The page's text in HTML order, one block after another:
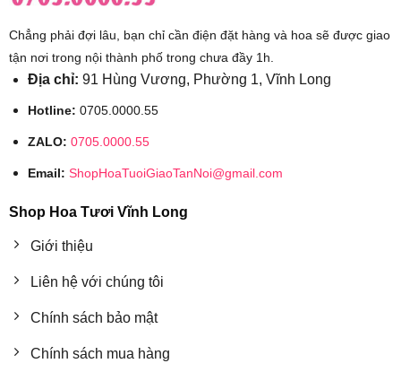
Chẳng phải đợi lâu, bạn chỉ cần điện đặt hàng và hoa sẽ được giao
tận nơi trong nội thành phố trong chưa đầy 1h.
Địa chỉ: 91 Hùng Vương, Phường 1, Vĩnh Long
Hotline: 0705.0000.55
ZALO: 0705.0000.55
Email: ShopHoaTuoiGiaoTanNoi@gmail.com
Shop Hoa Tươi Vĩnh Long
Giới thiệu
Liên hệ với chúng tôi
Chính sách bảo mật
Chính sách mua hàng